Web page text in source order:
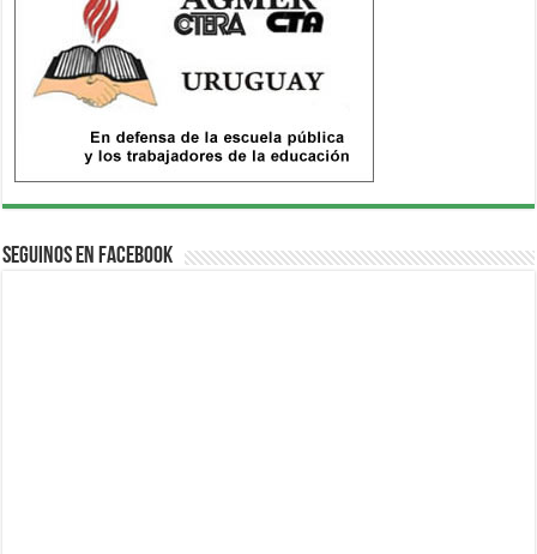
Seguinos en Facebook